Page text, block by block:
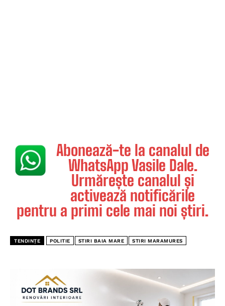
Abonează-te la canalul de
WhatsApp Vasile Dale.
Urmărește canalul și
activează notificările
pentru a primi cele mai noi știri.
TENDINȚE POLITIE STIRI BAIA MARE STIRI MARAMURES